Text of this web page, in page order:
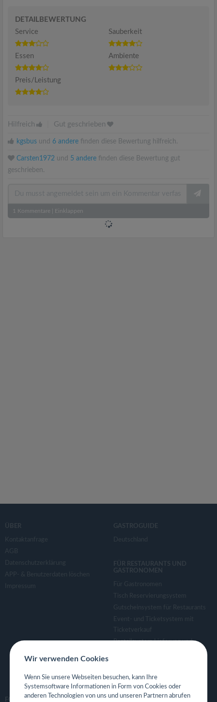
DETAILBEWERTUNG
Service
Sauberkeit
Essen Ambiente
Preis/Leistung
Hilfreich Gut geschrieben
kgsbus und 6 andere finden diese Bewertung hilfreich.
Carsten1972 und 5 andere finden diese Bewertung gut
geschrieben.
1 Kommentare Einklappen
ÜBER
Kontaktanfrage
AGB
Datenschutzerklärung
APP- & Benutzerdaten löschen
Impressum
GASTROGUIDE
Deutschland
FÜR RESTAURANTS UND
GASTRONOMEN
Für Gastronomen
Tisch Reservierungsystem
Gutscheinsystem für Restaurants
Event- und Ticketsystem mit
Ticketverkauf
Bestellsystem Lieferung und
Eigene App für Restaurant
FOLGE UNS
Wir verwenden Cookies
Wenn Sie unsere Webseiten besuchen, kann Ihre
Systemsoftware Informationen in Form von Cookies oder
anderen Technologien von uns und unseren Partnern abrufen